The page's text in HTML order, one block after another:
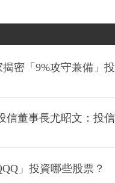
密「9%攻守兼備」投
信董事長尤昭文：投信
」投資哪些股票？